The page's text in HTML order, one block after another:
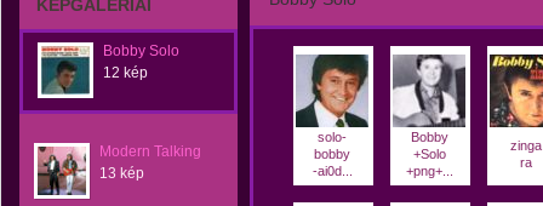
KÉPGALÉRIÁI
Bobby Solo
12 kép
Modern Talking
13 kép
solo-
bobby
-ai0d...
Bobby
+Solo
+png+...
zinga
ra